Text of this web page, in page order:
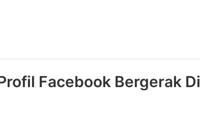
Facebook Bergerak Di